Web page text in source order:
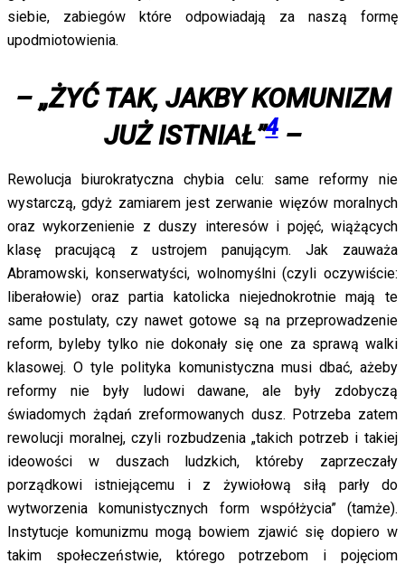
siebie, zabiegów które odpowiadają za naszą formę
upodmiotowienia.
– „ŻYĆ TAK, JAKBY KOMUNIZM
JUŻISTNIAŁ”4–
Rewolucja biurokratyczna chybia celu: same reformy nie
wystarczą, gdyż zamiarem jest zerwanie więzów moralnych
oraz wykorzenienie z duszy interesów i pojęć, wiążących
klasę pracującą z ustrojem panującym. Jak zauważa
Abramowski, konserwatyści, wolnomyślni (czyli oczywiście:
liberałowie) oraz partia katolicka niejednokrotnie mają te
same postulaty, czy nawet gotowe są na przeprowadzenie
reform, byleby tylko nie dokonały się one za sprawą walki
klasowej. O tyle polityka komunistyczna musi dbać, ażeby
reformy nie były ludowi dawane, ale były zdobyczą
świadomych żądań zreformowanych dusz. Potrzeba zatem
rewolucji moralnej, czyli rozbudzenia „takich potrzeb i takiej
ideowości w duszach ludzkich, któreby zaprzeczały
porządkowi istniejącemu i z żywiołową siłą parły do
wytworzenia komunistycznych form współżycia” (tamże).
Instytucje komunizmu mogą bowiem zjawić się dopiero w
takim społeczeństwie, którego potrzebom i pojęciom